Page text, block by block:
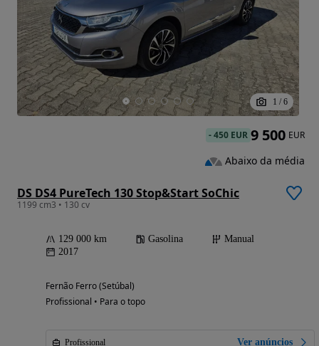
1 / 6
DS DS4 PureTech 130 Stop&Start SoChic
1199 cm3 • 130 cv
129 000 km Gasolina
Manual
2017
Fernão Ferro (Setúbal)
Profissional • Para o topo
Profissional Ver anúncios
-450 EUR 9 500 EUR
Abaixo da média